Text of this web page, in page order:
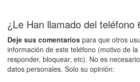
¿Le Han llamado del teléfono
Deje sus comentarios para que otros
información de este teléfono (motivo de
responder, bloquear, etc). No es
datos personales. Solo su opinión: